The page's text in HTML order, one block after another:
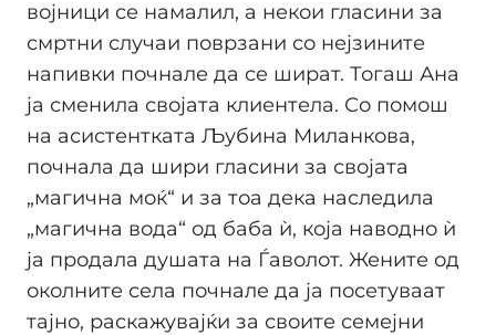
војници се намалил, а некои гласини за
смртни случаи поврзани со нејзините
напивки почнале да се шират. Тогаш Ана
ја сменила својата клиентела. Со помош
на асистентката Љубина Миланкова,
почнала да шири гласини за својата
„магична моќ“ и за тоа дека наследила
„магична вода“ од баба ѝ, која наводно ѝ
ја продала душата на Ѓаволот. Жените од
околните села почнале да ја посетуваат
тајно, раскажувајќи за своите семејни